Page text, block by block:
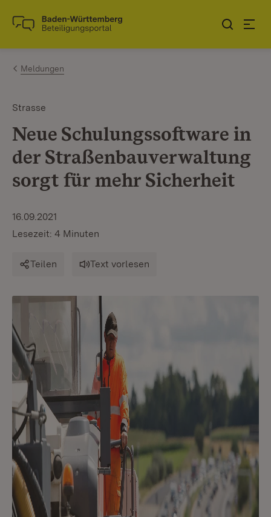
Zum Inhalt springen
Link zur Startseite
Meldungen
Strasse
Neue Schulungssoftware in
der Straßenbauverwaltung
sorgt für mehr Sicherheit
16.09.2021
Lesezeit: 4 Minuten
Teilen Text vorlesen